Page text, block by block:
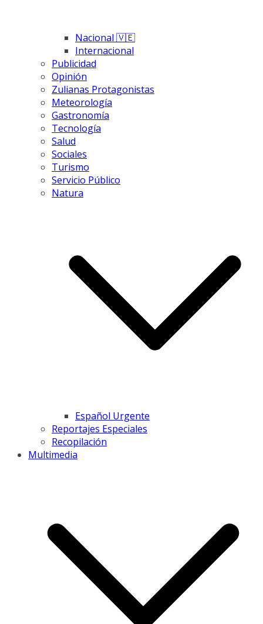
Nacional 🇻🇪
Internacional
Publicidad
Opinión
Zulianas Protagonistas
Meteorología
Gastronomía
Tecnología
Salud
Sociales
Turismo
Servicio Público
Natura
Español Urgente
Reportajes Especiales
Recopilación
Multimedia